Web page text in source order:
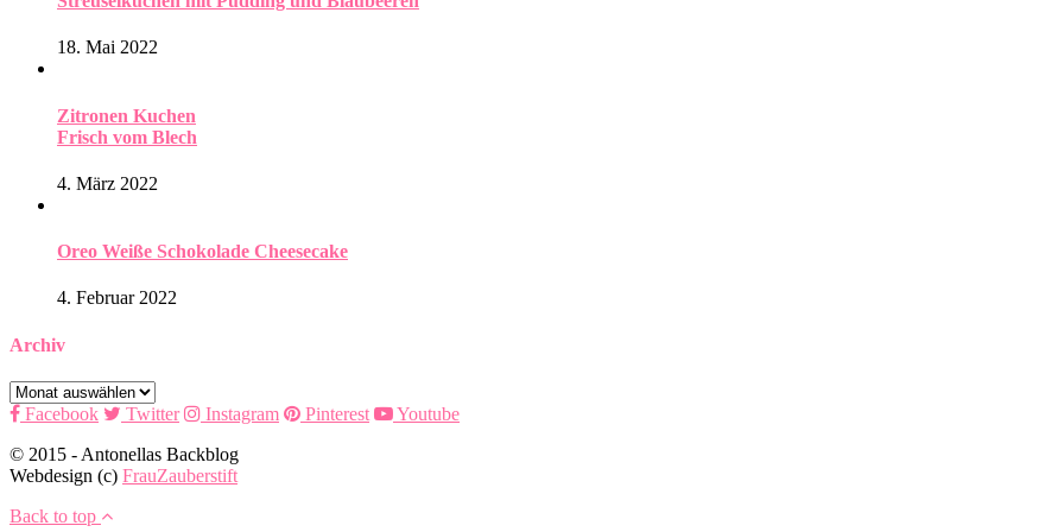
18. Mai 2022
Zitronen Kuchen
Frisch vom Blech
4. März 2022
Oreo Weiße Schokolade Cheesecake
4. Februar 2022
Archiv
Archiv
Facebook
Twitter Instagram Pinterest
Youtube
© 2015 - Antonellas Backblog
Webdesign (c) FrauZauberstift
Back to top